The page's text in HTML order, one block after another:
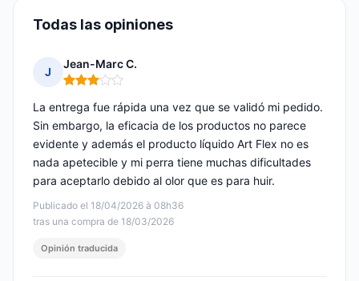
Todas las opiniones
J
Jean-Marc C.
Nota: 3 de 5
Publicado el 18/04/2026 à 08h36
tras una compra de 18/03/2026
La entrega fue rápida una vez que se validó mi pedido.
Sin embargo, la eficacia de los productos no parece
evidente y además el producto líquido Art Flex no es
nada apetecible y mi perra tiene muchas dificultades
para aceptarlo debido al olor que es para huir.
Opinión traducida